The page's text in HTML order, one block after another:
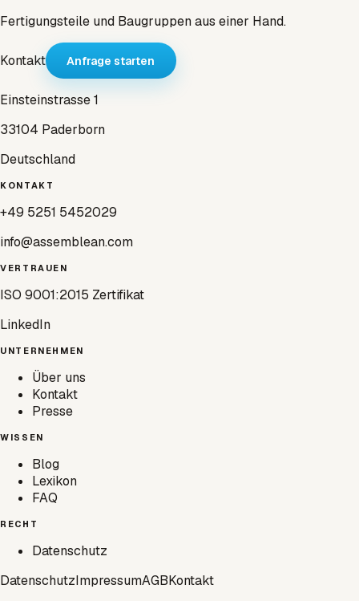
Fertigungsteile und Baugruppen aus einer Hand.
Kontakt Anfrage starten
Einsteinstrasse 1
33104 Paderborn
Deutschland
KONTAKT
+49 5251 5452029
info@assemblean.com
VERTRAUEN
ISO 9001:2015 Zertifikat
LinkedIn
UNTERNEHMEN
Über uns
Kontakt
Presse
WISSEN
Blog
Lexikon
FAQ
RECHT
Datenschutz
DatenschutzImpressumAGBKontakt